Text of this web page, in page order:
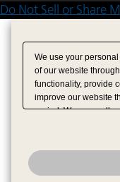
Do Not Sell or Share
We use your
of our website
functionality, provide
improve our website
period. We may sell
analytics service
have provided to
analyze and optimize
have the right to opt
to